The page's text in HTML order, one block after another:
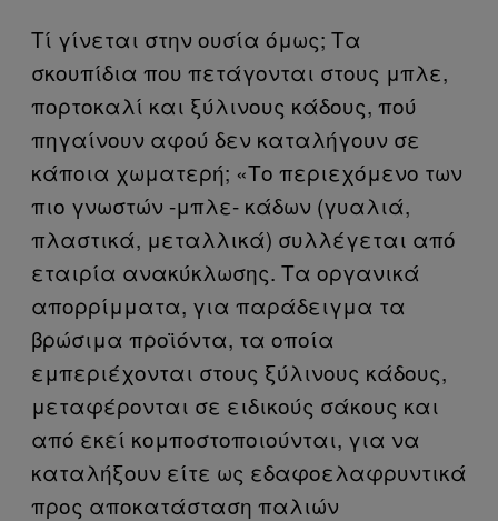
Τί γίνεται στην ουσία όμως; Τα
σκουπίδια που πετάγονται στους μπλε,
πορτοκαλί και ξύλινους κάδους, πού
πηγαίνουν αφού δεν καταλήγουν σε
κάποια χωματερή; «Το περιεχόμενο των
πιο γνωστών -μπλε- κάδων (γυαλιά,
πλαστικά, μεταλλικά) συλλέγεται από
εταιρία ανακύκλωσης. Τα οργανικά
απορρίμματα, για παράδειγμα τα
βρώσιμα προϊόντα, τα οποία
εμπεριέχονται στους ξύλινους κάδους,
μεταφέρονται σε ειδικούς σάκους και
από εκεί κομποστοποιούνται, για να
καταλήξουν είτε ως εδαφοελαφρυντικά
προς αποκατάσταση παλιών